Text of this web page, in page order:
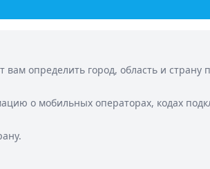
определить город, область и страну
о мобильных операторах, кодах